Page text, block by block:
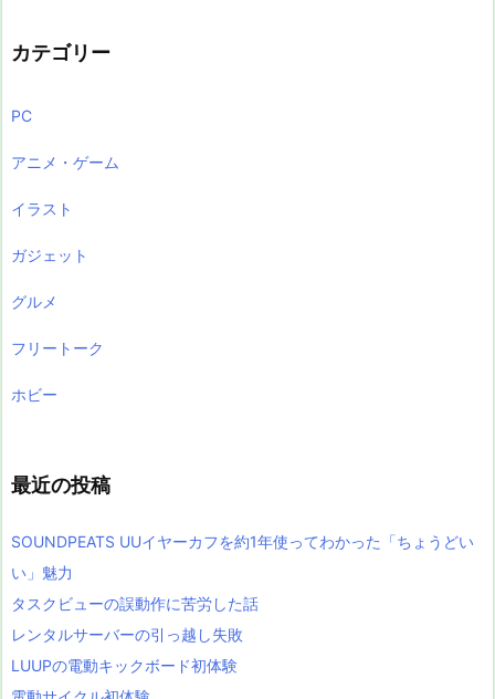
カテゴリー
PC
アニメ・ゲーム
イラスト
ガジェット
グルメ
フリートーク
ホビー
最近の投稿
SOUNDPEATS UUイヤーカフを約1年使ってわかった「ちょうどい
い」魅力
タスクビューの誤動作に苦労した話
レンタルサーバーの引っ越し失敗
LUUPの電動キックボード初体験